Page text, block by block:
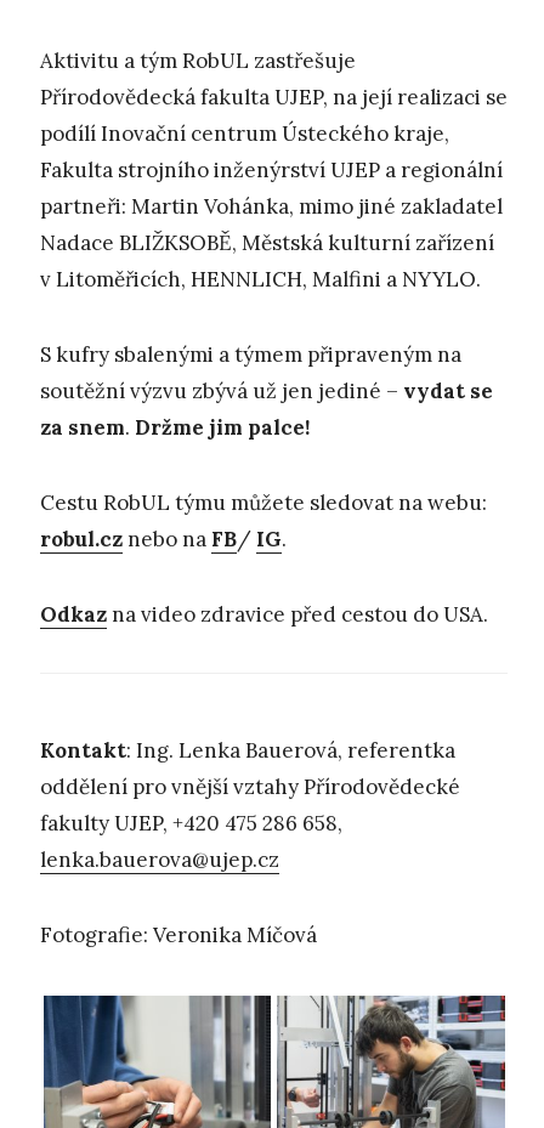
Aktivitu a tým RobUL zastřešuje
Přírodovědecká fakulta UJEP, na její realizaci se
podílí Inovační centrum Ústeckého kraje,
Fakulta strojního inženýrství UJEP a regionální
partneři: Martin Vohánka, mimo jiné zakladatel
Nadace BLIŽKSOBĚ, Městská kulturní zařízení
v Litoměřicích, HENNLICH, Malfini a NYYLO.
S kufry sbalenými a týmem připraveným na
soutěžní výzvu zbývá už jen jediné – vydat se
za snem. Držme jim palce!
Cestu RobUL týmu můžete sledovat na webu:
robul.cznebo na FB/ IG.
Odkazna video zdravice před cestou do USA.
Kontakt: Ing. Lenka Bauerová, referentka
oddělení pro vnější vztahy Přírodovědecké
fakulty UJEP, +420 475 286 658,
lenka.bauerova@ujep.cz
Fotografie: Veronika Míčová